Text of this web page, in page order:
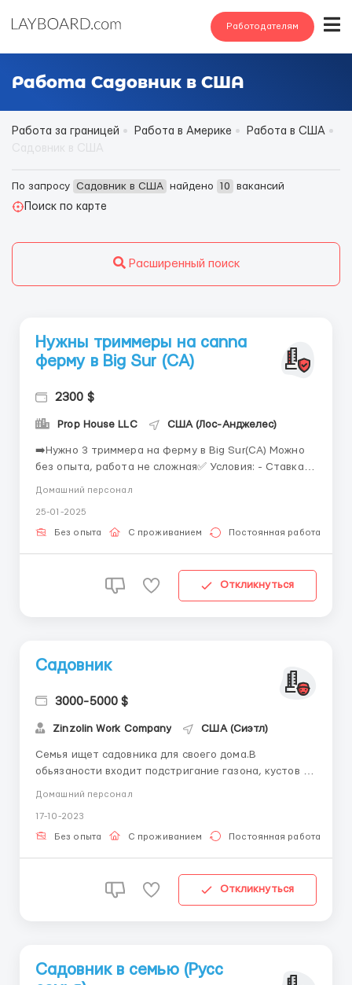
Работодателям
Работа Садовник в США
Работа за границей Работа в Америке
Работа в США
По запросу Садовник в США найдено 10
вакансий
Поиск по карте
Расширенный поиск
Нужны триммеры на canna
ферму в Big Sur (CA)
2300 $
Prop House LLC США (Лос-Анджелес)
➡️Нужно 3 триммера на ферму в Big Sur(CA) Можно
без опыта, работа не сложная✅ Условия: - Ставка
Бесплатные обеды - Комфортное жильё [по 3
человека в комнате, семейным парам отдельные
Домашний персонал
25-01-2025
Без опыта С проживанием Постоянная работа
Откликнуться
Садовник
3000-5000 $
Zinzolin Work Company США (Сиэтл)
Семья ищет садовника для своего дома.В
обьязаности входит подстригание газона, кустов и
растений.По всем вопросам писать в телеграмме и
Вотсапе по номеру: +12133283220 ...
Домашний персонал
17-10-2023
Без опыта С проживанием Постоянная работа
Откликнуться
Садовник в семью (Русс